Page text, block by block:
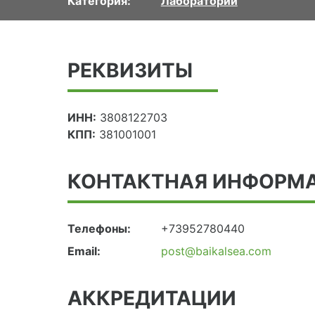
РЕКВИЗИТЫ
ИНН: 3808122703
КПП: 381001001
КОНТАКТНАЯ
Телефоны:
+73952780440
Email:
post@baikalsea.com
АККРЕДИТАЦИИ